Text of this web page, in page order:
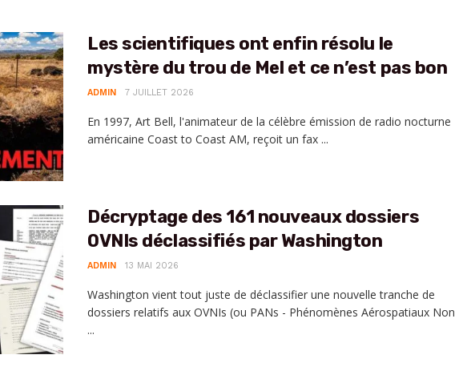
Les scientifiques ont enfin résolu le
mystère du trou de Mel et ce n’est pas bon
ADMIN 7 JUILLET 2026
En 1997, Art Bell, l'animateur de la célèbre émission de radio nocturne
américaine Coast to Coast AM, reçoit un fax ...
Décryptage des 161 nouveaux dossiers
OVNIs déclassifiés par Washington
ADMIN 13 MAI 2026
Washington vient tout juste de déclassifier une nouvelle tranche de
dossiers relatifs aux OVNIs (ou PANs - Phénomènes Aérospatiaux Non
...